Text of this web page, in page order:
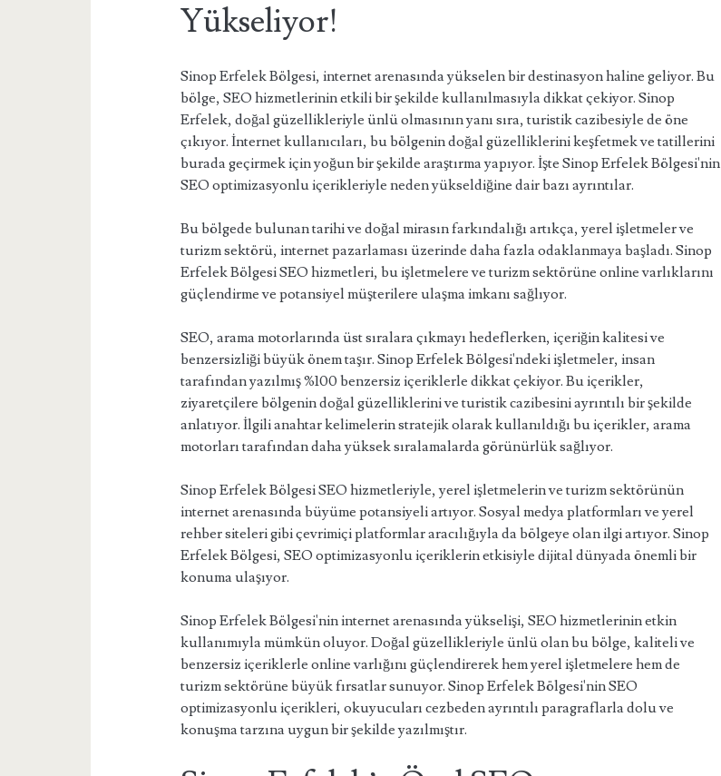
Yükseliyor!
Sinop Erfelek Bölgesi, internet arenasında yükselen bir destinasyon haline geliyor. Bu
bölge, SEO hizmetlerinin etkili bir şekilde kullanılmasıyla dikkat çekiyor. Sinop
Erfelek, doğal güzellikleriyle ünlü olmasının yanı sıra, turistik cazibesiyle de öne
çıkıyor. İnternet kullanıcıları, bu bölgenin doğal güzelliklerini keşfetmek ve tatillerini
burada geçirmek için yoğun bir şekilde araştırma yapıyor. İşte Sinop Erfelek Bölgesi'nin
SEO optimizasyonlu içerikleriyle neden yükseldiğine dair bazı ayrıntılar.
Bu bölgede bulunan tarihi ve doğal mirasın farkındalığı artıkça, yerel işletmeler ve
turizm sektörü, internet pazarlaması üzerinde daha fazla odaklanmaya başladı. Sinop
Erfelek Bölgesi SEO hizmetleri, bu işletmelere ve turizm sektörüne online varlıklarını
güçlendirme ve potansiyel müşterilere ulaşma imkanı sağlıyor.
SEO, arama motorlarında üst sıralara çıkmayı hedeflerken, içeriğin kalitesi ve
benzersizliği büyük önem taşır. Sinop Erfelek Bölgesi'ndeki işletmeler, insan
tarafından yazılmış %100 benzersiz içeriklerle dikkat çekiyor. Bu içerikler,
ziyaretçilere bölgenin doğal güzelliklerini ve turistik cazibesini ayrıntılı bir şekilde
anlatıyor. İlgili anahtar kelimelerin stratejik olarak kullanıldığı bu içerikler, arama
motorları tarafından daha yüksek sıralamalarda görünürlük sağlıyor.
Sinop Erfelek Bölgesi SEO hizmetleriyle, yerel işletmelerin ve turizm sektörünün
internet arenasında büyüme potansiyeli artıyor. Sosyal medya platformları ve yerel
rehber siteleri gibi çevrimiçi platformlar aracılığıyla da bölgeye olan ilgi artıyor. Sinop
Erfelek Bölgesi, SEO optimizasyonlu içeriklerin etkisiyle dijital dünyada önemli bir
konuma ulaşıyor.
Sinop Erfelek Bölgesi'nin internet arenasında yükselişi, SEO hizmetlerinin etkin
kullanımıyla mümkün oluyor. Doğal güzellikleriyle ünlü olan bu bölge, kaliteli ve
benzersiz içeriklerle online varlığını güçlendirerek hem yerel işletmelere hem de
turizm sektörüne büyük fırsatlar sunuyor. Sinop Erfelek Bölgesi'nin SEO
optimizasyonlu içerikleri, okuyucuları cezbeden ayrıntılı paragraflarla dolu ve
konuşma tarzına uygun bir şekilde yazılmıştır.